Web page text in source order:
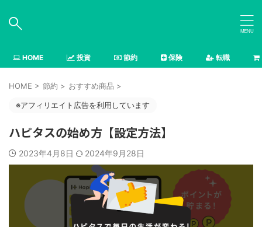
HOME 投資 節約 保険 転職
HOME > 節約 > おすすめ商品 >
※アフィリエイト広告を利用しています
ハピタスの始め方【設定方法】
2023年4月8日 2024年9月28日